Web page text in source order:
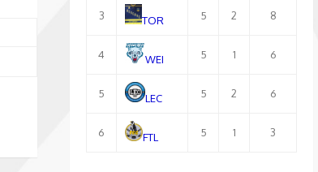
3 TOR 5 2 8
4 WEI 5 1 6
5 LEC 5 2 6
6 FTL 5 1 3